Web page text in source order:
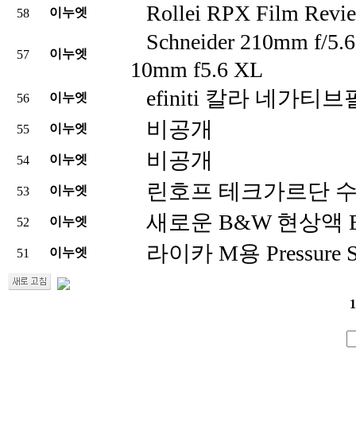
58 이누엣 Rollei RPX Film
57 이누엣
Schneider 210mm f/
10mm f5.6 XL
56 이누엣 efiniti 칼라 네가티브
55 이누엣 비공개
54 이누엣 비공개
53 이누엣 린호프 테크가르단
52 이누엣 새로운 B&W 현상액
51 이누엣 라이카 M용 Pressure
1